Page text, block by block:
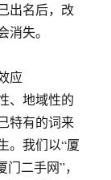
出名后，改
失。
应
、地域性的
特有的词来
。我们以“厦
二手网”，